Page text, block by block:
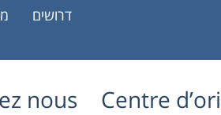
דרושים
nous
Centre